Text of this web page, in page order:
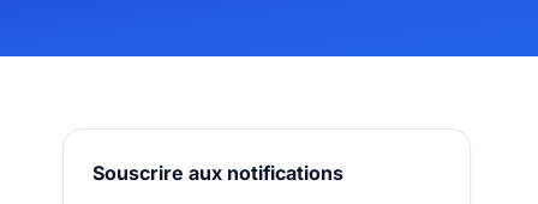
Souscrire aux notifications